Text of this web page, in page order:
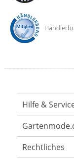
Hilfe &
Rechtliches